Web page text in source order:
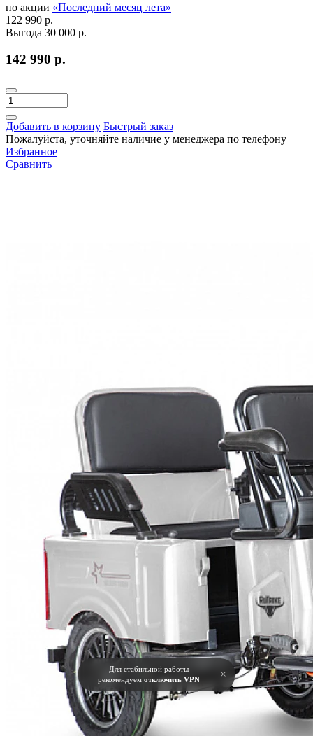
Для стабильной работы
рекомендуем отключить VPN ×
по акции «Последний месяц лета»
122 990 р.
Выгода 30 000 р.
142 990 р.
Добавить в корзину Быстрый заказ
Пожалуйста, уточняйте наличие у менеджера по телефону
Избранное
Сравнить